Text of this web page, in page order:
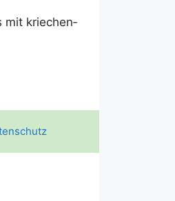
mit krie­chen­